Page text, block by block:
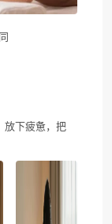
放下疲惫，把